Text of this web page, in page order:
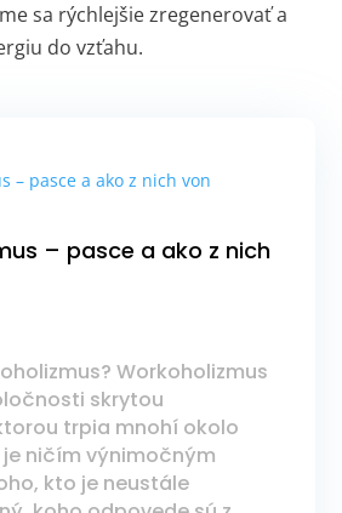
sa rýchlejšie zregenerovať a
do vzťahu.
– pasce a ako z nich
Workoholizmus
skrytou
trpia mnohí okolo
je ničím výnimočným
kto je neustále